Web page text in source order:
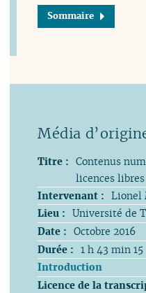
Sommaire
Titre : Contenus
licences libres
Intervenant : Lionel
Lieu : Université de
Date : Octobre 2016
Durée : 1 h 43 min 15
Introduction
Licence de la